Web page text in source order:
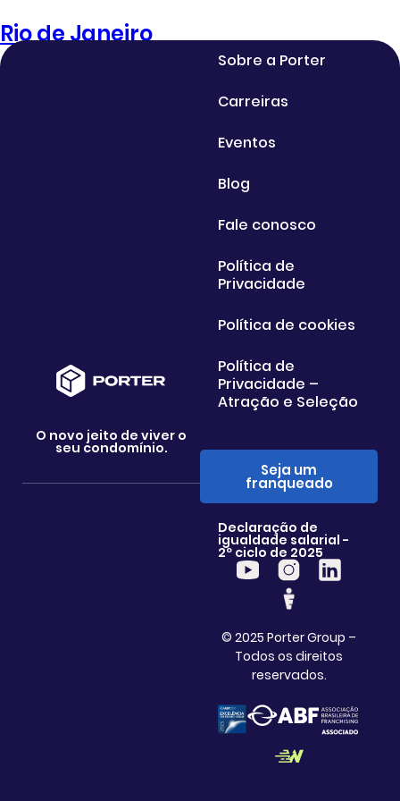
Rio de Janeiro
O novo jeito de viver o
seu condomínio.
Sobre a Porter
Carreiras
Eventos
Blog
Fale conosco
Política de
Privacidade
Política de cookies
Política de
Privacidade –
Atração e Seleção
Seja um
franqueado
Declaração de
igualdade salarial -
2º ciclo de 2025
© 2025 Porter Group –
Todos os direitos
reservados.